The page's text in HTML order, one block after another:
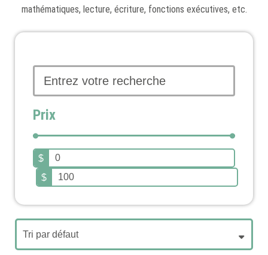
mathématiques, lecture, écriture, fonctions exécutives, etc.
Prix
$
$